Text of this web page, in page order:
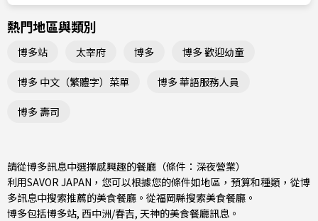
熱門地區與類別
博多站 太宰府 博多 博多 歡迎幼童
博多 中文（繁體字）菜單 博多 華語服務人員
博多 壽司
請從博多訊息中選擇感興趣的餐廳（條件：深夜營業）
利用SAVOR JAPAN，您可以根據您的條件如地區，預算和種類，從博
多訊息中搜索推薦的美食餐廳。從福岡縣搜索美食餐廳。
博多包括博多站, 西中洲/春吉, 天神的美食餐廳訊息。